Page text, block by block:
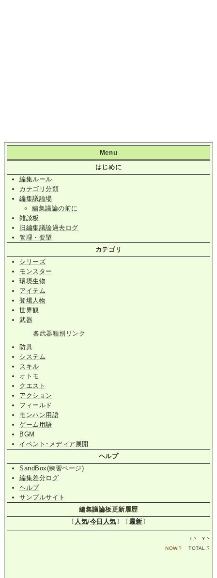
Menu
はじめに
編集ルール
カテゴリ分類
編集議論場
編集議論の前に
雑談板
旧編集議論過去ログ
管理・要望
カテゴリ
シリーズ
モンスター
環境生物
アイテム
登場人物
世界観
武器
各武器種別リンク
防具
システム
スキル
オトモ
クエスト
アクション
フィールド
モンハン用語
ゲーム用語
BGM
イベント･メディア展開
ヘルプ
SandBox(練習ページ)
編集差分ログ
ヘルプ
サンプルサイト
編集議論板更新履歴
〔 人気/今日人気 〕〔 最新 〕
T.? Y.?
NOW.? TOTAL.?